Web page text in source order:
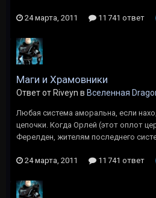
24 марта, 2011 11 741 ответ
Маги и Храмовники
Ответ от Riveyn в Вселенная
Любая система аморальна, если
цепочки. Когда Орлей (этот оплот
Ферелден, жителям последнего
24 марта, 2011 11 741 ответ